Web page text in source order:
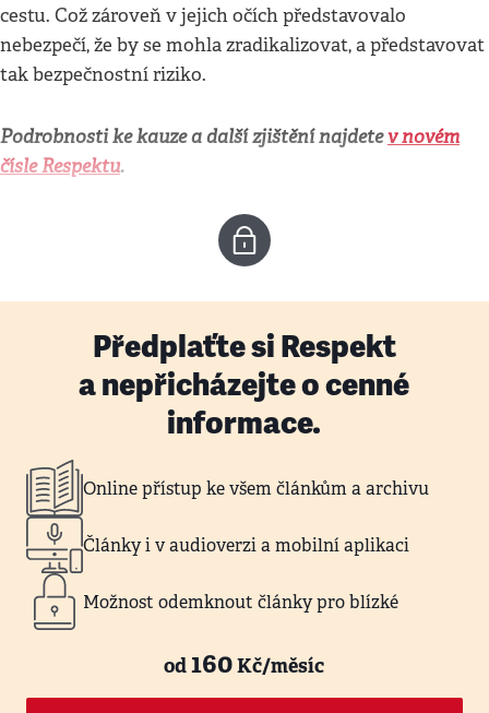
cestu. Což zároveň v jejich očích představovalo
nebezpečí, že by se mohla zradikalizovat, a představovat
tak bezpečnostní riziko.
Podrobnosti ke kauze a další zjištění najdetev novém
čísle Respektu.
Předplaťte si Respekt
a nepřicházejte o cenné
informace.
Online přístup ke všem článkům a archivu
Články i v audioverzi a mobilní aplikaci
Možnost odemknout články pro blízké
od160Kč/měsíc